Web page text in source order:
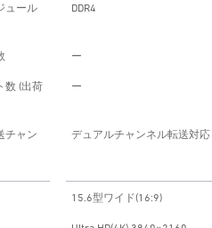
ュール
DDR4
ー
数 (出荷
ー
チャン
デュアルチャンネル転送対応
15.6型ワイド(16:9)